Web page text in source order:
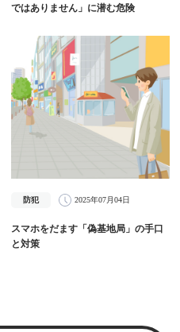
ではありません」に潜む危険
防犯 2025年07月04日
スマホをだます「偽基地局」の手口
と対策